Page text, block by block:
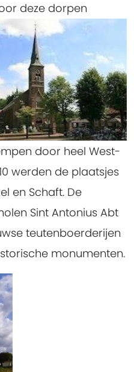
deze dorpen
door heel West-
werden de plaatsjes
en Schaft. De
Sint Antonius Abt
teutenboerderijen
monumenten.